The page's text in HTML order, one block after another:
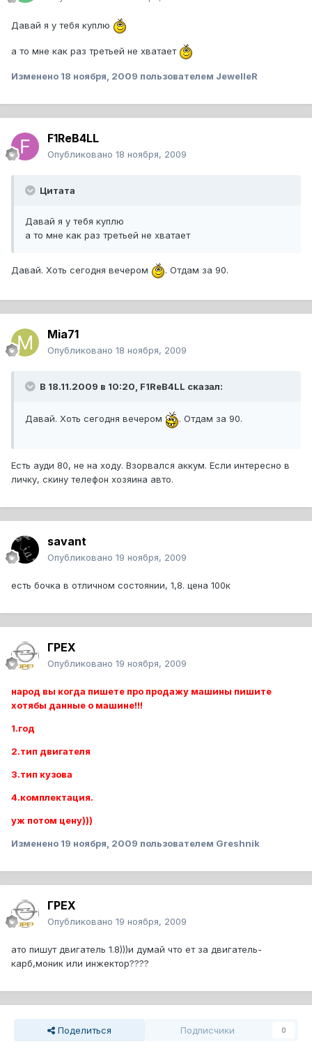
Давай я у тебя куплю
а то мне как раз третьей не хватает
Изменено 18 ноября, 2009 пользователем JewelleR
F1ReB4LL
Опубликовано 18 ноября, 2009
Цитата
Давай я у тебя куплю
а то мне как раз третьей не хватает
Давай. Хоть сегодня вечером . Отдам за 90.
Mia71
Опубликовано 18 ноября, 2009
В 18.11.2009 в 10:20, F1ReB4LL сказал:
Давай. Хоть сегодня вечером . Отдам за 90.
Есть ауди 80, не на ходу. Взорвался аккум. Если интересно в
личку, скину телефон хозяина авто.
savant
Опубликовано 19 ноября, 2009
есть бочка в отличном состоянии, 1,8. цена 100к
ГРЕХ
Опубликовано 19 ноября, 2009
народ вы когда пишете про продажу машины пишите
хотябы данные о машине!!!
1.год
2.тип двигателя
3.тип кузова
4.комплектация.
уж потом цену)))
Изменено 19 ноября, 2009 пользователем Greshnik
ГРЕХ
Опубликовано 19 ноября, 2009
ато пишут двигатель 1.8)))и думай что ет за двигатель-
карб,моник или инжектор????
Поделиться Подписчики 0